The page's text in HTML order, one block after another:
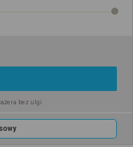
bez ulgi